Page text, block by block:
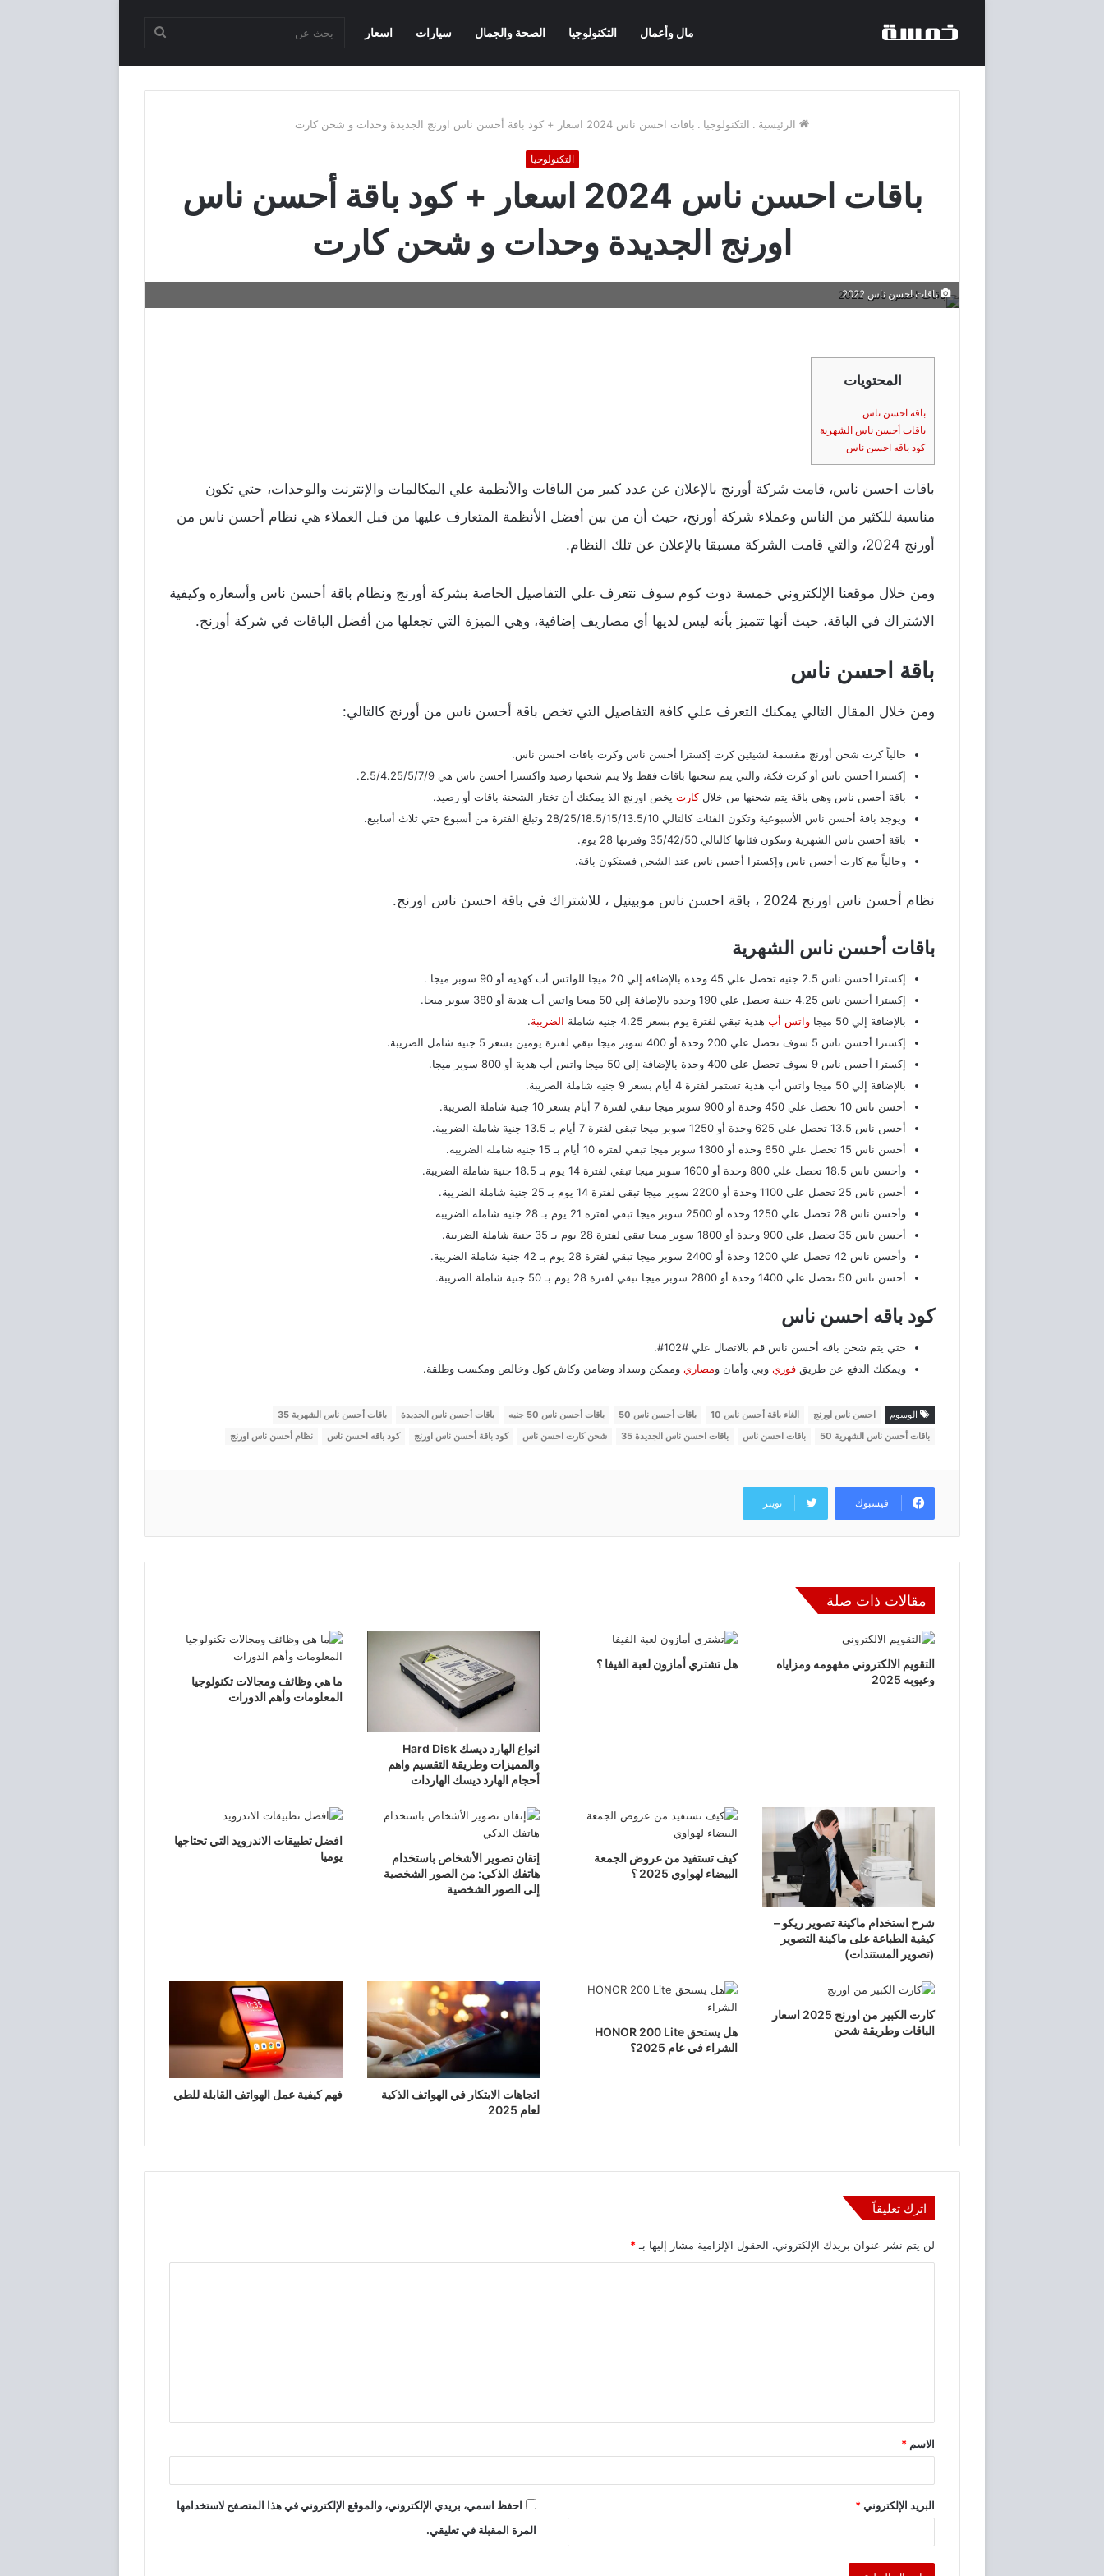
مال وأعمال التكنولوجيا الصحة والجمال سيارات اسعار بحث
الرئيسية . التكنولوجيا . باقات احسن ناس 2024 اسعار + كود باقة أحسن ناس اورنج الجديدة وحدات و شحن كارت
التكنولوجيا
باقات احسن ناس 2024 اسعار + كود باقة أحسن ناس
اورنج الجديدة وحدات و شحن كارت
باقات احسن ناس 2022
المحتويات
باقة احسن ناس
باقات أحسن ناس الشهرية
كود باقه احسن ناس
باقات احسن ناس، قامت شركة أورنج بالإعلان عن عدد كبير من الباقات والأنظمة علي المكالمات والإنترنت والوحدات، حتي تكون
مناسبة للكثير من الناس وعملاء شركة أورنج، حيث أن من بين أفضل الأنظمة المتعارف عليها من قبل العملاء هي نظام أحسن ناس من
أورنج 2024، والتي قامت الشركة مسبقا بالإعلان عن تلك النظام.
ومن خلال موقعنا الإلكتروني خمسة دوت كوم سوف نتعرف علي التفاصيل الخاصة بشركة أورنج ونظام باقة أحسن ناس وأسعاره وكيفية
الاشتراك في الباقة، حيث أنها تتميز بأنه ليس لديها أي مصاريف إضافية، وهي الميزة التي تجعلها من أفضل الباقات في شركة أورنج.
باقة احسن ناس
ومن خلال المقال التالي يمكنك التعرف علي كافة التفاصيل التي تخص باقة أحسن ناس من أورنج كالتالي:
حالياً كرت شحن أورنچ مقسمة لشيئين كرت إكسترا أحسن ناس وكرت باقات احسن ناس.
إكسترا أحسن ناس أو كرت فكة، والتي يتم شحنها باقات فقط ولا يتم شحنها رصيد واكسترا أحسن ناس هي 2.5/4.25/5/7/9.
باقة أحسن ناس وهي باقة يتم شحنها من خلالكارت يخص اورنچ الذ يمكنك أن تختار الشحنة باقات أو رصيد.
ويوجد باقة أحسن ناس الأسبوعية وتكون الفئات كالتالي 28/25/18.5/15/13.5/10 وتبلغ الفترة من أسبوع حتي ثلاث أسابيع.
باقة أحسن ناس الشهرية وتتكون فئاتها كالتالي 35/42/50 وفترتها 28 يوم.
وحالياً مع كارت أحسن ناس وإكسترا أحسن ناس عند الشحن فستكون باقة.
نظام أحسن ناس اورنج 2024 ، باقة احسن ناس موبينيل ، للاشتراك في باقة احسن ناس اورنج.
باقات أحسن ناس الشهرية
إكسترا أحسن ناس 2.5 جنية تحصل علي 45 وحده بالإضافة إلي 20 ميجا للواتس أب كهديه أو 90 سوبر ميجا .
إكسترا أحسن ناس 4.25 جنية تحصل علي 190 وحده بالإضافة إلي 50 ميجا واتس أب هدية أو 380 سوبر ميجا.
بالإضافة إلي 50 ميجا
واتس أب هدية تبقي لفترة يوم بسعر 4.25 جنيه شاملة الضريبة.
إكسترا أحسن ناس 5 سوف تحصل علي 200 وحدة أو 400 سوبر ميجا تبقي لفترة يومين بسعر 5 جنيه شامل الضريبة.
إكسترا أحسن ناس 9 سوف تحصل علي 400 وحدة بالإضافة إلي 50 ميجا واتس أب هدية أو 800 سوبر ميجا.
بالإضافة إلي 50 ميجا واتس أب هدية تستمر لفترة 4 أيام بسعر 9 جنيه شاملة الضريبة.
أحسن ناس 10 تحصل علي 450 وحدة أو 900 سوبر ميجا تبقي لفترة 7 أيام بسعر 10 جنية شاملة الضريبة.
أحسن ناس 13.5 تحصل علي 625 وحدة أو 1250 سوبر ميجا تبقي لفترة 7 أيام بـ 13.5 جنية شاملة الضريبة.
أحسن ناس 15 تحصل علي 650 وحدة أو 1300 سوبر ميجا تبقي لفترة 10 أيام بـ 15 جنية شاملة الضريبة.
وأحسن ناس 18.5 تحصل علي 800 وحدة أو 1600 سوبر ميجا تبقي لفترة 14 يوم بـ 18.5 جنية شاملة الضريبة.
أحسن ناس 25 تحصل علي 1100 وحدة أو 2200 سوبر ميجا تبقي لفترة 14 يوم بـ 25 جنية شاملة الضريبة.
وأحسن ناس 28 تحصل علي 1250 وحدة أو 2500 سوبر ميجا تبقي لفترة 21 يوم بـ 28 جنية شاملة الضريبة
أحسن ناس 35 تحصل علي 900 وحدة أو 1800 سوبر ميجا تبقي لفترة 28 يوم بـ 35 جنية شاملة الضريبة.
وأحسن ناس 42 تحصل علي 1200 وحدة أو 2400 سوبر ميجا تبقي لفترة 28 يوم بـ 42 جنية شاملة الضريبة.
أحسن ناس 50 تحصل علي 1400 وحدة أو 2800 سوبر ميجا تبقي لفترة 28 يوم بـ 50 جنية شاملة الضريبة.
كود باقه احسن ناس
حتي يتم شحن باقة أحسن ناس قم بالاتصال علي #102#.
ويمكنك الدفع عن طريق فوري وبي وأمان ومصاري وممكن وسداد وضامن وكاش كول وخالص ومكسب وطلقة.
الوسوم احسن ناس اورنج الغاء باقة أحسن ناس 10 باقات أحسن ناس 50 باقات أحسن ناس 50 جنيه باقات أحسن ناس الجديدة
باقات أحسن ناس الشهرية 35
باقات أحسن ناس الشهرية 50
باقات احسن ناس باقات احسن ناس الجديدة 35 شحن كارت احسن ناس كود باقة أحسن ناس اورنج كود باقه احسن ناس نظام أحسن ناس اورنج
فيسبوك تويتر
مقالات ذات صلة
التقويم الالكتروني مفهومه ومزاياه
وعيوبه 2025
هل تشتري أمازون لعبة الفيفا ؟
انواع الهارد ديسك Hard Disk
والمميزات وطريقة التقسيم واهم
أحجام الهارد ديسك الهاردات
ما هي وظائف ومجالات تكنولوجيا
المعلومات وأهم الدورات
شرح استخدام ماكينة تصوير ريكو –
كيفية الطباعة على ماكينة التصوير
(تصوير المستندات)
كيف تستفيد من عروض الجمعة
البيضاء لهواوي 2025 ؟
إتقان تصوير الأشخاص باستخدام
هاتفك الذكي: من الصور الشخصية
إلى الصور الشخصية
افضل تطبيقات الاندرويد التي تحتاجها
يوميا
كارت الكبير من اورنج 2025 اسعار
الباقات وطريقة شحن
هل يستحق HONOR 200 Lite
الشراء في عام 2025؟
اتجاهات الابتكار في الهواتف الذكية
لعام 2025
فهم كيفية عمل الهواتف القابلة للطي
اترك تعليقاً
لن يتم نشر عنوان بريدك الإلكتروني. الحقول الإلزامية مشار إليها بـ*
ق
*
الاسم *
البريد الإلكتروني*
احفظ اسمي، بريدي الإلكتروني، والموقع الإلكتروني في هذا المتصفح لاستخدامها
المرة المقبلة في تعليقي.